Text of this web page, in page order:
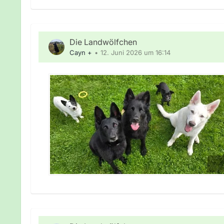
Die Landwölfchen
Cayn + 12. Juni 2026 um 16:14